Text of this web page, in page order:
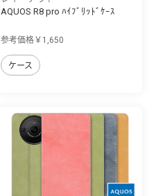
AQUOS R8 pro ﾊｲﾌﾞﾘｯﾄﾞｹｰｽ
参考価格￥1,650
ケース